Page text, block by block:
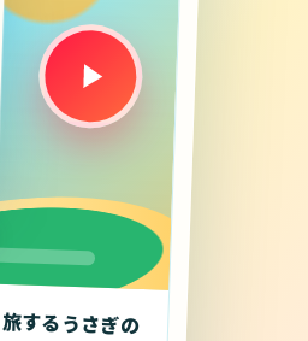
するうさぎの